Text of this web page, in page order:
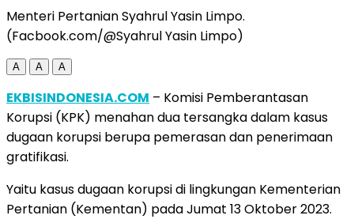
Menteri Pertanian Syahrul Yasin Limpo.
(Facbook.com/@Syahrul Yasin Limpo)
A A A
EKBISINDONESIA.COM – Komisi Pemberantasan
Korupsi (KPK) menahan dua tersangka dalam kasus
dugaan korupsi berupa pemerasan dan penerimaan
gratifikasi.
Yaitu kasus dugaan korupsi di lingkungan Kementerian
Pertanian (Kementan) pada Jumat 13 Oktober 2023.